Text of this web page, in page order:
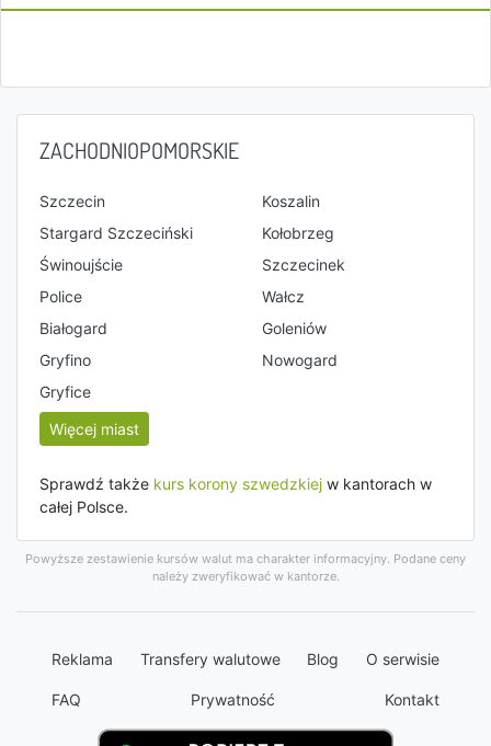
ZACHODNIOPOMORSKIE
Szczecin
Koszalin
Stargard Szczeciński
Kołobrzeg
Świnoujście
Szczecinek
Police
Wałcz
Białogard
Goleniów
Gryfino
Nowogard
Gryfice
Więcej miast
Sprawdź także kurs korony szwedzkiej w kantorach w
całej Polsce.
Powyższe zestawienie kursów walut ma charakter informacyjny. Podane ceny
należy zweryfikować w kantorze.
Reklama Transfery walutowe Blog O serwisie
FAQ Prywatność Kontakt